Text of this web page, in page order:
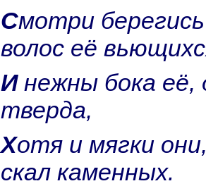
Смотри берегись же змей,
волос её
И нежны бока её, душа же её
тверда,
Хотя и мягки они, но крепче
скал каменных.